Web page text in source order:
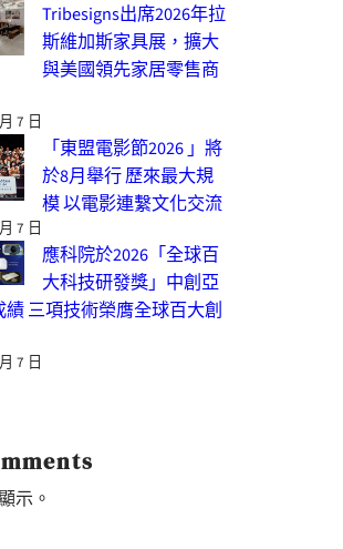
Tribesigns出席2026年拉
斯維加斯家具展，擴大
與美國領先家居零售商
7 日
「東盟電影節2026 」將
於8月舉行 歷來最大規
模 以電影連繫文化交流
7 日
應科院於2026「全球百
大科技研發獎」中創亞
績 三項技術榮膺全球百大創
7 日
示。